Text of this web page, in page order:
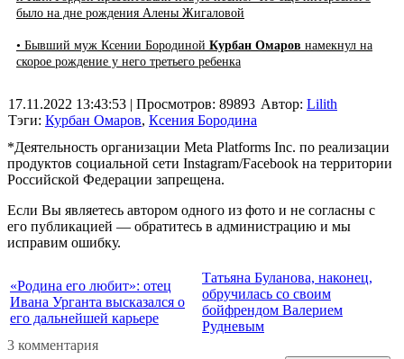
было на дне рождения Алены Жигаловой
• Бывший муж Ксении Бородиной Курбан Омаров намекнул на
скорое рождение у него третьего ребенка
17.11.2022 13:43:53 | Просмотров: 89893
Тэги: Курбан Омаров, Ксения Бородина
Автор: Lilith
*Деятельность организации Meta Platforms Inc. по реализации
продуктов социальной сети Instagram/Facebook на территории
Российской Федерации запрещена.
Если Вы являетесь автором одного из фото и не согласны с
его публикацией — обратитесь в администрацию и мы
исправим ошибку.
«Родина его любит»: отец
Ивана Урганта высказался о
его дальнейшей карьере
Татьяна Буланова, наконец,
обручилась со своим
бойфрендом Валерием
Рудневым
3 комментария